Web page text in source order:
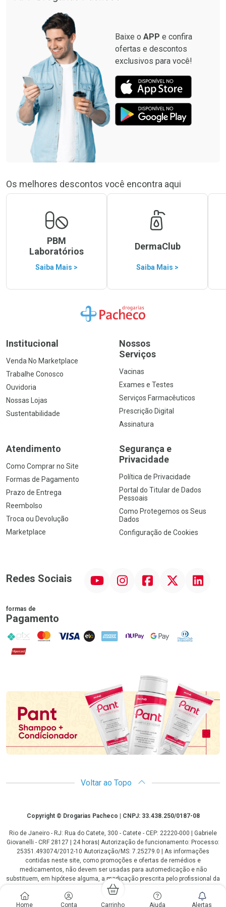
Home Conta Carrinho Ajuda Alertas
Baixe o APP e confira
ofertas e descontos
exclusivos para você!
Os melhores descontos você encontra aqui
PBM
Laboratórios
Saiba Mais >
DermaClub
Saiba Mais >
Ir para a Home
Institucional
Venda No Marketplace
Trabalhe Conosco
Ouvidoria
Nossas Lojas
Sustentabilidade
Nossos
Serviços
Vacinas
Exames e Testes
Serviços Farmacêuticos
Prescrição Digital
Assinatura
Atendimento
Como Comprar no Site
Formas de Pagamento
Prazo de Entrega
Reembolso
Troca ou Devolução
Marketplace
Segurança e
Privacidade
Política de Privacidade
Portal do Titular de Dados
Pessoais
Como Protegemos os Seus
Dados
Configuração de Cookies
Redes Sociais InstagramFacebook Linkedin
formas de
Pagamento
PIX MasterCard
VISA ELO AMEX NuPay Google PayDiners Club
Hipercard
Voltar ao Topo
CopyrightCopyright © Drogarias Pacheco | CNPJ: 33.438.250/0187-08
Rio de Janeiro - RJ: Rua do Catete, 300 - Catete - CEP: 22220-000 | Gabriele
Giovanelli - CRF 28127 | 24 horas| Autorização de funcionamento: Processo:
25351.493074/2012-10 Autorização/MS: 7.25279.0 | As informações
contidas neste site, como promoções e ofertas de remédios e
medicamentos, não devem ser usadas para automedicação e não
substituem, em hipótese alguma, a medicação prescrita pelo profissional da
área médica. Somente o médico está em condições de diagnosticar
qualquer problema de saúde e prescrever o tratamento adequado. Os